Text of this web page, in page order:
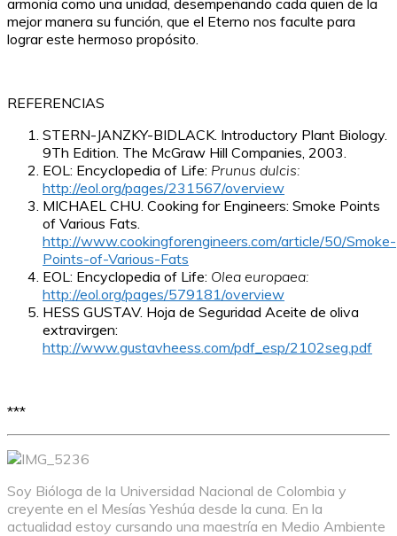
armonía como una unidad, desempeñando cada quien de la
mejor manera su función, que el Eterno nos faculte para
lograr este hermoso propósito.
REFERENCIAS
STERN-JANZKY-BIDLACK. Introductory Plant Biology.
9Th Edition. The McGraw Hill Companies, 2003.
EOL: Encyclopedia of Life: Prunus dulcis:
http://eol.org/pages/231567/overview
MICHAEL CHU. Cooking for Engineers: Smoke Points
of Various Fats.
http://www.cookingforengineers.com/article/50/Smoke-
Points-of-Various-Fats
EOL: Encyclopedia of Life: Olea europaea:
http://eol.org/pages/579181/overview
HESS GUSTAV. Hoja de Seguridad Aceite de oliva
extravirgen:
http://www.gustavheess.com/pdf_esp/2102seg.pdf
***
Soy Bióloga de la Universidad Nacional de Colombia y
creyente en el Mesías Yeshúa desde la cuna. En la
actualidad estoy cursando una maestría en Medio Ambiente